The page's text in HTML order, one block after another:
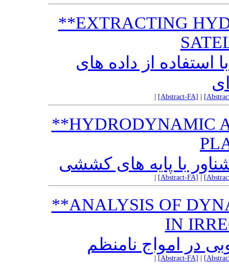
**EXTRACTING
استفاده از داده های
[Abstract-FA]
**HYDRODYNAMIC
با پایه های کششی
[Abstract-FA]
**ANALYSIS OF
IN
در امواج نامنظم
[Abstract-FA]